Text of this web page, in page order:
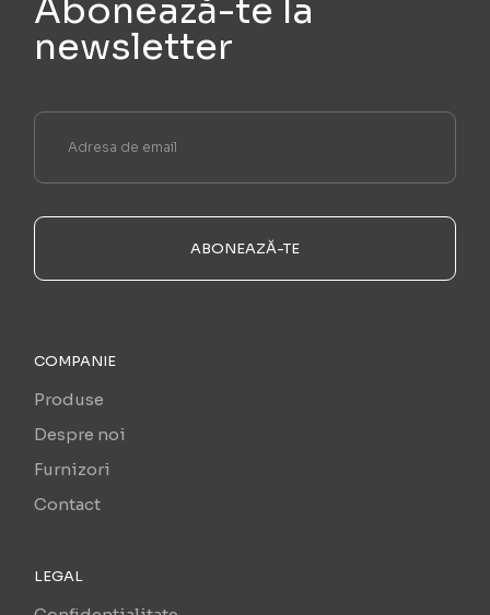
Abonează-te la
newsletter
ABONEAZĂ-TE
COMPANIE
Produse
Despre noi
Furnizori
Contact
LEGAL